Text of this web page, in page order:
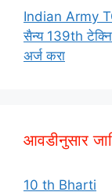
Indian Army
सैन्य 139th
अर्ज करा
आवडीनुसार
10 th Bharti